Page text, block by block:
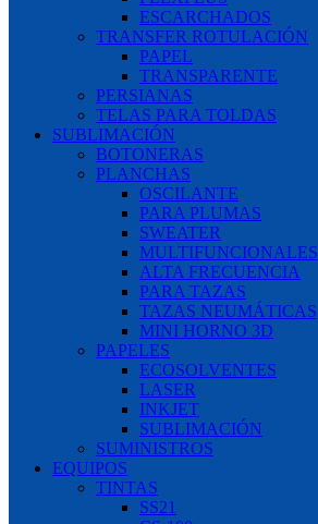
ESCARCHADOS
TRANSFER ROTULACIÓN
PAPEL
TRANSPARENTE
PERSIANAS
TELAS PARA TOLDAS
SUBLIMACIÓN
BOTONERAS
PLANCHAS
OSCILANTE
PARA PLUMAS
SWEATER
MULTIFUNCIONALES
ALTA FRECUENCIA
PARA TAZAS
TAZAS NEUMÁTICAS
MINI HORNO 3D
PAPELES
ECOSOLVENTES
LASER
INKJET
SUBLIMACIÓN
SUMINISTROS
EQUIPOS
TINTAS
SS21